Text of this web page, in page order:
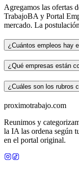
Agregamos las ofertas
TrabajoBA y Portal
mercado. La
¿Cuántos empleos hay
¿Qué empresas están
¿Cuáles son los rubros
proximotrabajo.com
Reunimos y
la IA las ordena según
en el portal original.